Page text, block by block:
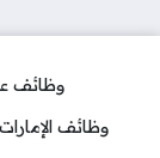
وظائف
وظائف